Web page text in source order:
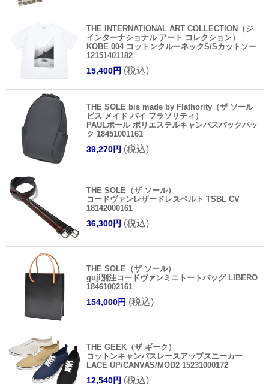
THE INTERNATIONAL ART COLLECTION（ジ
インターナショナル アート コレクション）
KOBE 004 コットンクルーネックS/Sカットソー
12151401182
15,400円 (税込)
THE SOLE bis made by Flathority（ザ ソール
ビス メイド バイ フラソリティ）
PAULポール ポリエステルキャンバスバックパッ
ク 18451001161
39,270円 (税込)
THE SOLE（ザ ソール）
コードヴァンレザードレスベルト TSBL CV
18142000161
36,300円 (税込)
THE SOLE（ザ ソール）
guji別注コードヴァンミニトートバッグ LIBERO
18461002161
154,000円 (税込)
THE GEEK（ザ ギーク）
コットンキャンバスレースアップスニーカー
LACE UP/CANVAS/MOD2 15231000172
12,540円 (税込)